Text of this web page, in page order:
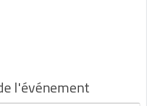
l'événement